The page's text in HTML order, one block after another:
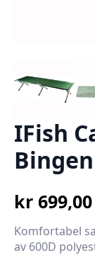
IFish
Bingen
kr 699,00
Komfortabel
av 600D